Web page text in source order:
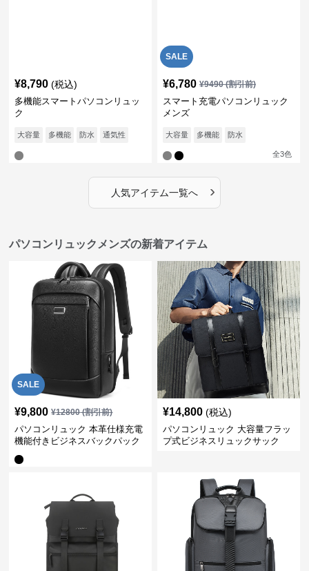
¥8,790 (税込)
多機能スマートパソコンリュッ
ク
大容量 多機能 防水 通気性
SALE
¥6,780 ¥9490(割引前)
スマート充電パソコンリュック
メンズ
大容量 多機能 防水
全3色
人気アイテム一覧へ ›
パソコンリュックメンズの新着アイテム
SALE
¥9,800 ¥12800(割引前)
パソコンリュック 本革仕様充電
機能付きビジネスバックパック
¥14,800 (税込)
パソコンリュック 大容量フラッ
プ式ビジネスリュックサック